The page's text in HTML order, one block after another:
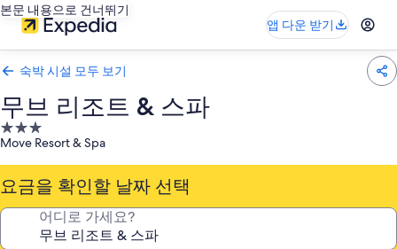
본문 내용으로 건너뛰기
앱 다운 받기
숙박 시설 모두 보기
무브 리조트 & 스파
3.0
성
급
숙
박
설
Move Resort & Spa
요금을 확인할 날짜 선택
어디로 가세요?